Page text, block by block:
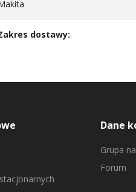
dostawy:
Dane
Grupa
Forum